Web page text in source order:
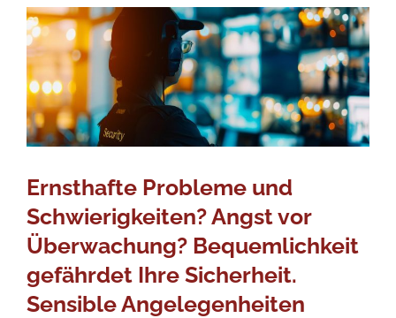
Ernsthafte Probleme und
Schwierigkeiten? Angst vor
Überwachung? Bequemlichkeit
gefährdet Ihre Sicherheit.
Sensible Angelegenheiten